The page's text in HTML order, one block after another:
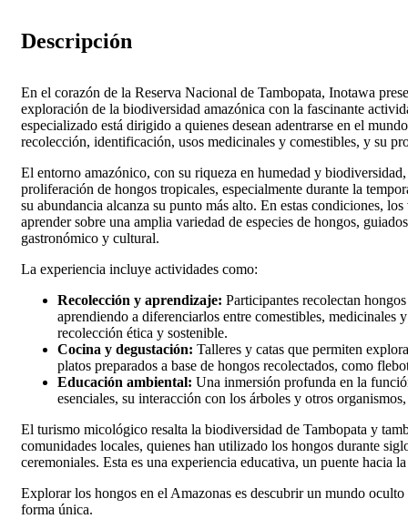
Descripción
En el corazón de la Reserva Nacional de Tambopata, Inotawa
exploración de la biodiversidad amazónica con la fascinante
especializado está dirigido a quienes desean adentrarse en el
recolección, identificación, usos medicinales y comestibles, y su
El entorno amazónico, con su riqueza en humedad y
proliferación de hongos tropicales, especialmente durante la
su abundancia alcanza su punto más alto. En estas condiciones,
aprender sobre una amplia variedad de especies de hongos,
gastronómico y cultural.
La experiencia incluye actividades como:
Recolección y aprendizaje: Participantes recolectan
aprendiendo a diferenciarlos entre comestibles, medicinales
recolección ética y sostenible.
Cocina y degustación: Talleres y catas que permiten
platos preparados a base de hongos recolectados, como
Educación ambiental: Una inmersión profunda en la
esenciales, su interacción con los árboles y otros
El turismo micológico resalta la biodiversidad de Tambopata y
comunidades locales, quienes han utilizado los hongos durante
ceremoniales. Esta es una experiencia educativa, un puente hacia
Explorar los hongos en el Amazonas es descubrir un mundo
forma única.